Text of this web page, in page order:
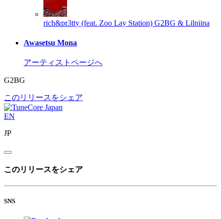
rich&pr3tty (feat. Zoo Lay Station) G2BG & Lilniina
Awasetsu Mona
アーティストページへ
G2BG
このリリースをシェア
EN
JP
このリリースをシェア
SNS